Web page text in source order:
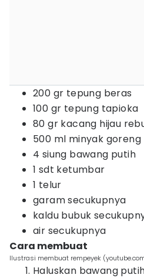
200 gr tepung beras
100 gr tepung tapioka
80 gr kacang hijau
500 ml minyak goreng
4 siung bawang putih
1 sdt ketumbar
1 telur
garam secukupnya
kaldu bubuk
air secukupnya
Cara membuat
Ilustrasi membuat rempeyek
Haluskan bawang